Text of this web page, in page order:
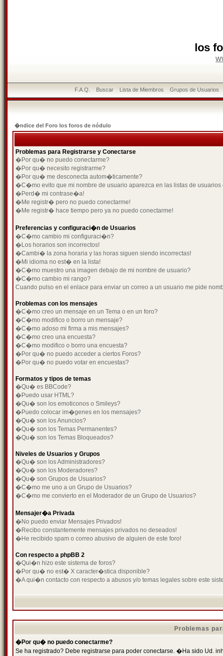
los
F.A.Q. Buscar Lista de Miembros Grupos de Usuarios
�ndice del Foro los foros de nódulo
Problemas para Registrarse y Conectarse
�Por qu� no puedo conectarme?
�Por qu� necesito registrarme?
�Por qu� me desconecta autom�ticamente?
�C�mo evito que mi nombre de usuario aparezca en las listas de usuarios
�Perd� mi contrase�a!
�Me registr� pero no puedo conectarme!
�Me registr� hace tiempo pero ya no puedo conectarme!
Preferencias y configuraci�n de Usuarios
�C�mo cambio mi configuraci�n?
�Los horarios son incorrectos!
�Cambi� la zona horaria y las horas siguen siendo incorrectas!
�Mi idioma no est� en la lista!
�C�mo muestro una imagen debajo de mi nombre de usuario?
�C�mo cambio mi rango?
Cuando pulso en el enlace para enviar un correo a un usuario me pide
Problemas con los mensajes
�C�mo creo un mensaje en un Tema o en un foro?
�C�mo modifico o borro un mensaje?
�C�mo adoso mi firma a mis mensajes?
�C�mo creo una encuesta?
�C�mo modifico o borro una encuesta?
�Por qu� no puedo acceder a ciertos Foros?
�Por qu� no puedo votar en encuestas?
Formatos y tipos de temas
�Qu� es BBCode?
�Puedo usar HTML?
�Qu� son los emoticonos o Smileys?
�Puedo colocar im�genes en los mensajes?
�Qu� son los Anuncios?
�Qu� son los Temas Permanentes?
�Qu� son los Temas Bloqueados?
Niveles de Usuarios y Grupos
�Qu� son los Administradores?
�Qu� son los Moderadores?
�Qu� son Grupos de Usuarios?
�C�mo me uno a un Grupo de Usuarios?
�C�mo me convierto en el Moderador de un Grupo de Usuarios?
Mensajer�a Privada
�No puedo enviar Mensajes Privados!
�Recibo constantemente mensajes privados no deseados!
�He recibido spam o correo abusivo de alguien de este foro!
Con respecto a phpBB 2
�Qui�n hizo este sistema de foros?
�Por qu� no est� X caracter�stica disponible?
�A qui�n contacto con respecto a abusos y/o temas legales sobre este
Problemas
�Por qu� no puedo conectarme?
Se ha registrado? Debe registrarse para poder conectarse. �Ha sido Ud.